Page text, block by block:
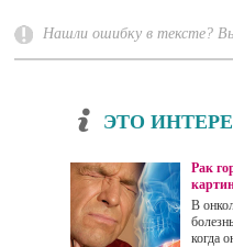
Нашли ошибку в тексте?
ЭТО
Рак
В
когда